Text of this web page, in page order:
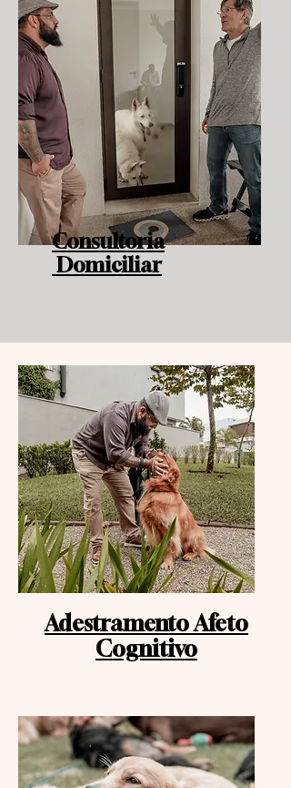
Consultoria
Domiciliar
Adestramento Afeto
Cognitivo